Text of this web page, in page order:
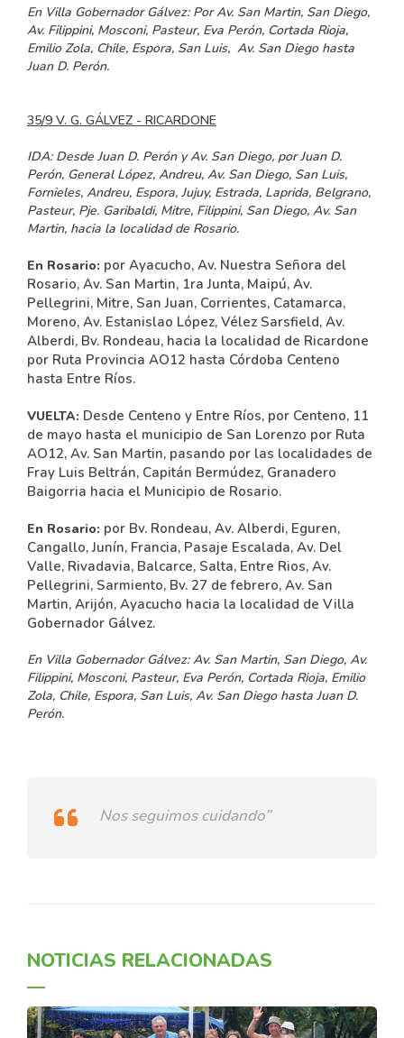
En Villa Gobernador Gálvez: Por Av. San Martin, San Diego,
Av. Filippini, Mosconi, Pasteur, Eva Perón, Cortada Rioja,
Emilio Zola, Chile, Espora, San Luis, Av. San Diego hasta
Juan D. Perón.
35/9 V. G. GÁLVEZ - RICARDONE
IDA: Desde Juan D. Perón y Av. San Diego, por Juan D.
Perón, General López, Andreu, Av. San Diego, San Luis,
Fornieles, Andreu, Espora, Jujuy, Estrada, Laprida, Belgrano,
Pasteur, Pje. Garibaldi, Mitre, Filippini, San Diego, Av. San
Martin, hacia la localidad de Rosario.
En Rosario: por Ayacucho, Av. Nuestra Señora del
Rosario, Av. San Martin, 1ra Junta, Maipú, Av.
Pellegrini, Mitre, San Juan, Corrientes, Catamarca,
Moreno, Av. Estanislao López, Vélez Sarsfield, Av.
Alberdi, Bv. Rondeau, hacia la localidad de Ricardone
por Ruta Provincia AO12 hasta Córdoba Centeno
hasta Entre Ríos.
VUELTA: Desde Centeno y Entre Ríos, por Centeno, 11
de mayo hasta el municipio de San Lorenzo por Ruta
AO12, Av. San Martin, pasando por las localidades de
Fray Luis Beltrán, Capitán Bermúdez, Granadero
Baigorria hacia el Municipio de Rosario.
En Rosario: por Bv. Rondeau, Av. Alberdi, Eguren,
Cangallo, Junín, Francia, Pasaje Escalada, Av. Del
Valle, Rivadavia, Balcarce, Salta, Entre Rios, Av.
Pellegrini, Sarmiento, Bv. 27 de febrero, Av. San
Martin, Arijón, Ayacucho hacia la localidad de Villa
Gobernador Gálvez.
En Villa Gobernador Gálvez:Av. San Martin, San Diego, Av.
Filippini, Mosconi, Pasteur, Eva Perón, Cortada Rioja, Emilio
Zola, Chile, Espora, San Luis, Av. San Diego hasta Juan D.
Perón.
Nos seguimos cuidando”
NOTICIAS RELACIONADAS